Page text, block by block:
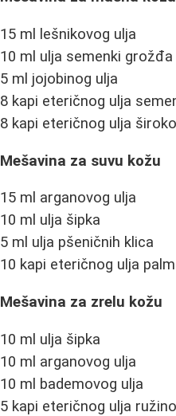
15 ml lešnikovog ulja
10 ml ulja semenki grožđa
5 ml jojobinog ulja
8 kapi eteričnog ulja
8 kapi eteričnog ulja
Mešavina za suvu kožu
15 ml arganovog ulja
10 ml ulja šipka
5 ml ulja pšeničnih klica
10 kapi eteričnog ulja
Mešavina za zrelu kožu
10 ml ulja šipka
10 ml arganovog ulja
10 ml bademovog ulja
5 kapi eteričnog ulja